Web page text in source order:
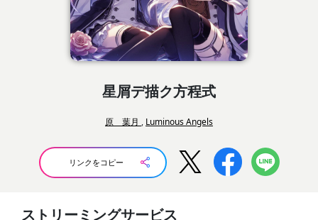
星屑デ描ク方程式
原 葉月 , Luminous Angels
リンクをコピー
ストリーミングサービス